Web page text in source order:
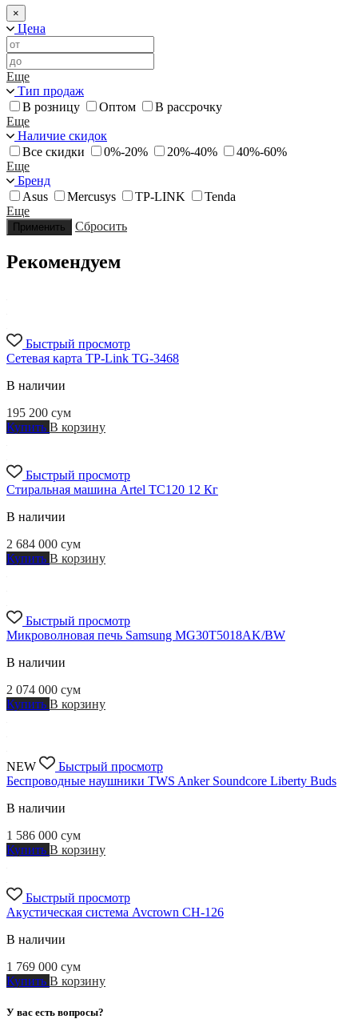
×
Цена
Еще
Тип продаж
В розницу
Оптом
В рассрочку
Еще
Наличие скидок
Все скидки
0%-20% 20%-40%
40%-60%
Еще
Бренд
Asus
Mercusys TP-LINK
Tenda
Еще
Применить Сбросить
Рекомендуем
Быстрый просмотр
Сетевая карта TP-Link TG-3468
В наличии
195 200 сум
Купить В корзину
Быстрый просмотр
Стиральная машина Artel TC120 12 Кг
В наличии
2 684 000 сум
Купить В корзину
Быстрый просмотр
Микроволновая печь Samsung MG30T5018AK/BW
В наличии
2 074 000 сум
Купить В корзину
NEW
Быстрый просмотр
Беспроводные наушники TWS Anker Soundcore Liberty Buds
В наличии
1 586 000 сум
Купить В корзину
Быстрый просмотр
Акустическая система Avcrown CH-126
В наличии
1 769 000 сум
Купить В корзину
У вас есть вопросы?